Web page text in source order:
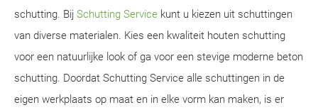
schutting. Bij Schutting Service kunt u kiezen uit schuttingen
van diverse materialen. Kies een kwaliteit houten schutting
voor een natuurlijke look of ga voor een stevige moderne beton
schutting. Doordat Schutting Service alle schuttingen in de
eigen werkplaats op maat en in elke vorm kan maken, is er